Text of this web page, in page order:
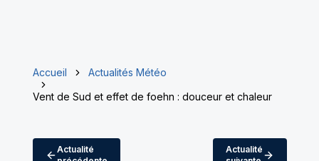
Accueil
Actualités Météo
Vent de Sud et effet de foehn : douceur et chaleur
Actualité
Actualité